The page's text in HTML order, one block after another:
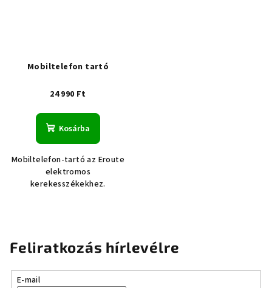
Mobiltelefon tartó
24 990 Ft
Kosárba
Mobiltelefon-tartó az Eroute
elektromos
kerekesszékekhez.
Feliratkozás hírlevélre
E-mail